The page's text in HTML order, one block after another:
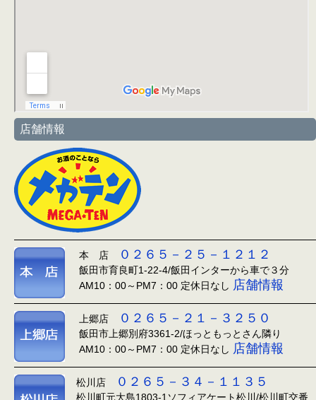
店舗情報
本 店 ０２６５－２５－１２１２
飯田市育良町1-22-4/飯田インターから車で３分
AM10：00～PM7：00 定休日なし 店舗情報
上郷店 ０２６５－２１－３２５０
飯田市上郷別府3361-2/ほっともっとさん隣り
AM10：00～PM7：00 定休日なし 店舗情報
松川店 ０２６５－３４－１１３５
松川町元大島1803-1ソフィアケート松川/松川町交番